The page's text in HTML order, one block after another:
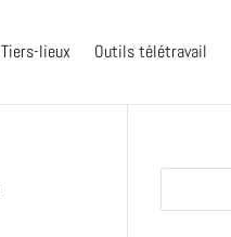
Tiers-lieux Outils télétravail